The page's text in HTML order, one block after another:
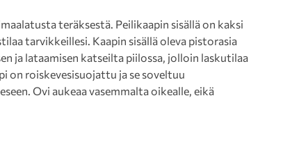
teräksestä. Peilikaapin sisällä on kaksi
tarvikkeillesi. Kaapin sisällä oleva pistorasia
ja lataamisen katseilta piilossa, jolloin laskutilaa
on roiskevesisuojattu ja se soveltuu
Ovi aukeaa vasemmalta oikealle, eikä